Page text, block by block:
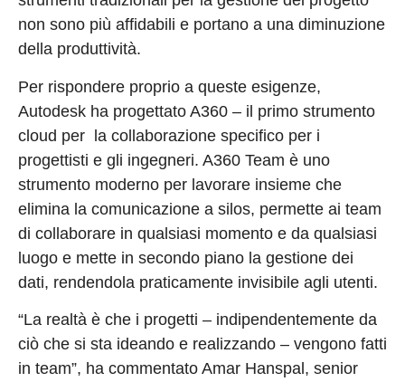
non sono più affidabili e portano a una diminuzione
della produttività.
Per rispondere proprio a queste esigenze,
Autodesk ha progettato A360 – il primo strumento
cloud per la collaborazione specifico per i
progettisti e gli ingegneri. A360 Team è uno
strumento moderno per lavorare insieme che
elimina la comunicazione a silos, permette ai team
di collaborare in qualsiasi momento e da qualsiasi
luogo e mette in secondo piano la gestione dei
dati, rendendola praticamente invisibile agli utenti.
“La realtà è che i progetti – indipendentemente da
ciò che si sta ideando e realizzando – vengono fatti
in team”, ha commentato Amar Hanspal, senior